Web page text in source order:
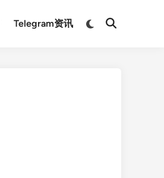
Telegram资讯
Switch
Open